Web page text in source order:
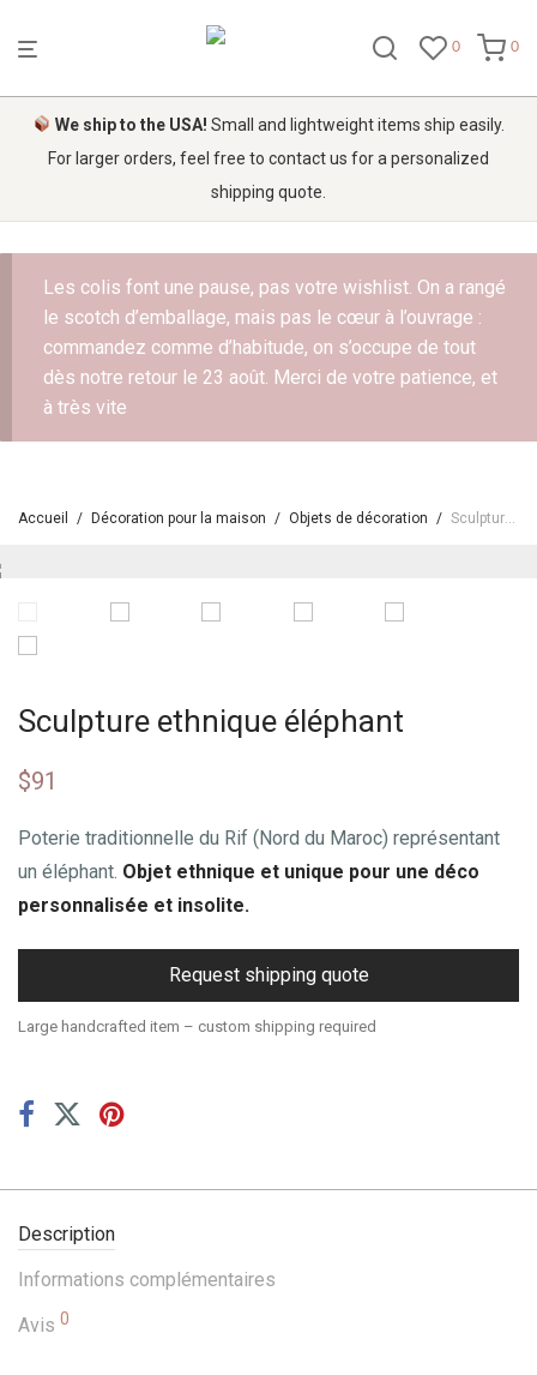
0 0
We ship to the USA! Small and lightweight items ship easily.
For larger orders, feel free to contact us for a personalized
shipping quote.
Les colis font une pause, pas votre wishlist. On a rangé
le scotch d’emballage, mais pas le cœur à l’ouvrage :
commandez comme d’habitude, on s’occupe de tout
dès notre retour le 23 août. Merci de votre patience, et
à très vite
Accueil / Décoration pour la maison / Objets de décoration / Sculpture ethnique éléphant
Sculpture ethnique éléphant
$91
Poterie traditionnelle du Rif (Nord du Maroc) représentant
un éléphant. Objet ethnique et unique pour une déco
personnalisée et insolite.
Request shipping quote
Large handcrafted item – custom shipping required
Description
Informations complémentaires
Avis 0